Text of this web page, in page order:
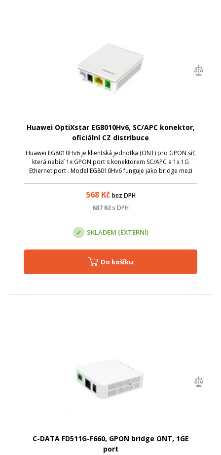
Huawei OptiXstar EG8010Hv6, SC/APC konektor,
oficiální CZ distribuce
Huawei EG8010Hv6 je klientská jednotka (ONT) pro GPON síť,
která nabízí 1x GPON port s konektorem SC/APC a 1x 1G
Ethernet port . Model EG8010Hv6 funguje jako bridge mezi
568Kč bez DPH
687 Kčs DPH
SKLADEM (EXTERNÍ)
Do košíku
C-DATA FD511G-F660, GPON bridge ONT, 1GE
port